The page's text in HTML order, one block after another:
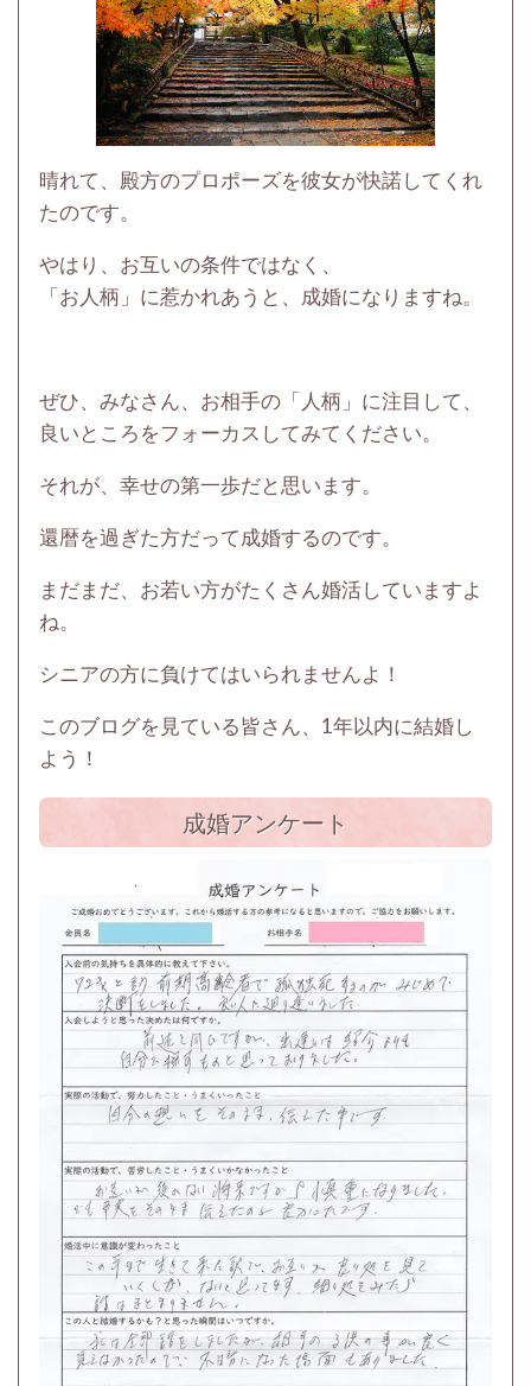
晴れて、殿方のプロポーズを彼女が快諾してくれ
たのです。
やはり、お互いの条件ではなく、
「お人柄」に惹かれあうと、成婚になりますね。
ぜひ、みなさん、 お相手の「人柄」に注目して、
良いところをフォーカスしてみてください。
それが、幸せの第一歩だと思います。
還暦を過ぎた方だって成婚するのです。
まだまだ、お若い方がたくさん婚活していますよ
ね。
シニアの方に負けてはいられませんよ！
このブログを見ている皆さん、1年以内に結婚し
よう！
成婚アンケート